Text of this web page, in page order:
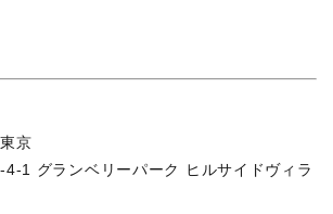
京
1 グランベリーパーク ヒルサイドヴィラ